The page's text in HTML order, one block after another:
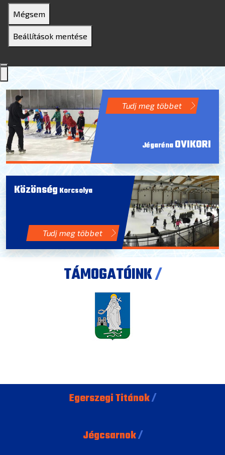
Mégsem
Beállítások mentése
Tudj meg többet
JégarénaOVIKORI
Közönség Korcsolya
Tudj meg többet
TÁMOGATÓINK/
Egerszegi Titánok/
Jégcsarnok/